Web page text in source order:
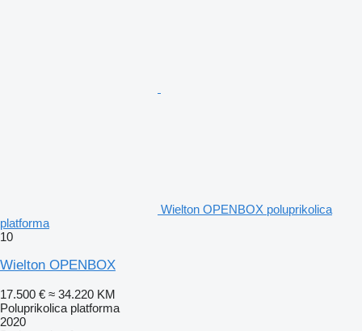
Wielton OPENBOX poluprikolica
platforma
10
Wielton OPENBOX
17.500 € ≈ 34.220 KM
Poluprikolica platforma
2020